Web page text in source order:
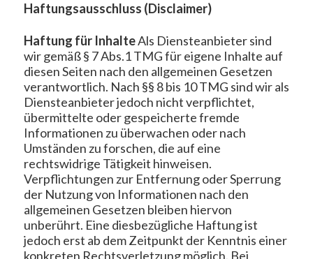
Haftungsausschluss (Disclaimer)
Haftung für InhalteAls Diensteanbieter sind
wir gemäß § 7 Abs.1 TMG für eigene Inhalte auf
diesen Seiten nach den allgemeinen Gesetzen
verantwortlich. Nach §§ 8 bis 10 TMG sind wir als
Diensteanbieter jedoch nicht verpflichtet,
übermittelte oder gespeicherte fremde
Informationen zu überwachen oder nach
Umständen zu forschen, die auf eine
rechtswidrige Tätigkeit hinweisen.
Verpflichtungen zur Entfernung oder Sperrung
der Nutzung von Informationen nach den
allgemeinen Gesetzen bleiben hiervon
unberührt. Eine diesbezügliche Haftung ist
jedoch erst ab dem Zeitpunkt der Kenntnis einer
konkreten Rechtsverletzung möglich. Bei